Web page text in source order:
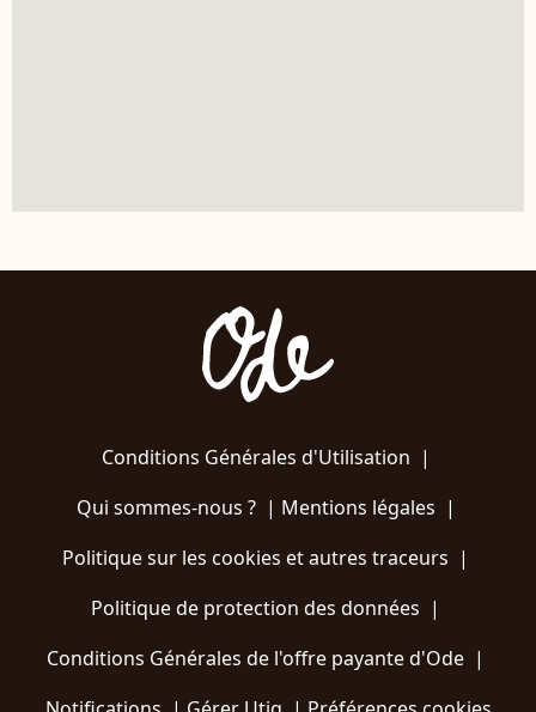
Conditions Générales d'Utilisation |
Qui sommes-nous ?| Mentions légales |
Politique sur les cookies et autres traceurs |
Politique de protection des données |
Conditions Générales de l'offre payante d'Ode |